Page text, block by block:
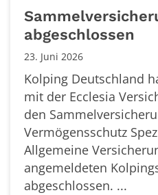
abgeschlossen
23. Juni 2026
Kolping Deutschland
mit der Ecclesia
den
Vermögensschutz
Allgemeine
angemeldeten
abgeschlossen. ...